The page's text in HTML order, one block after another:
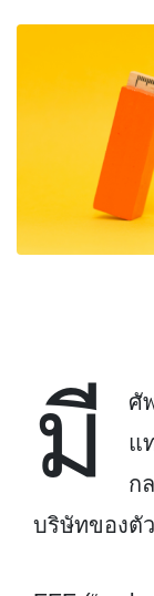
มี
ศั
แ
ก
บริษัทของตั